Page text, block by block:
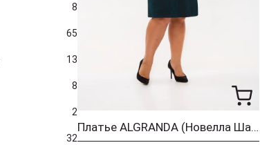
8
65
13
8
2
32
Платье ALGRANDA (Новелла Шарм) 4088-4